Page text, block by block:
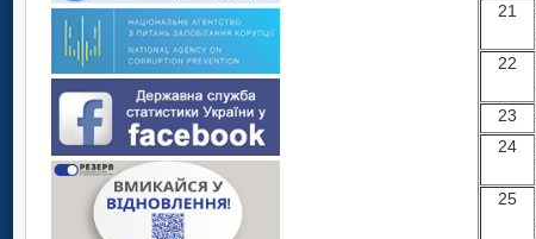
21
22
23
24
25